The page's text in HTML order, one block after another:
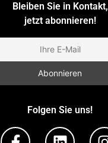
Bleiben Sie in Kontakt,
jetzt abonnieren!
Folgen Sie uns!